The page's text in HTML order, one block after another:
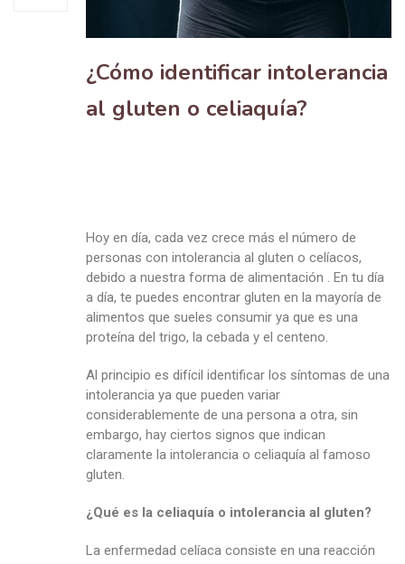
¿Cómo identificar intolerancia
al gluten o celiaquía?
Hoy en día, cada vez crece más el número de
personas con intolerancia al gluten o celíacos,
debido a nuestra forma de alimentación . En tu día
a día, te puedes encontrar gluten en la mayoría de
alimentos que sueles consumir ya que es una
proteína del trigo, la cebada y el centeno.
Al principio es difícil identificar los síntomas de una
intolerancia ya que pueden variar
considerablemente de una persona a otra, sin
embargo, hay ciertos signos que indican
claramente la intolerancia o celiaquía al famoso
gluten.
¿Qué es la celiaquía o intolerancia al gluten?
La enfermedad celíaca consiste en una reacción